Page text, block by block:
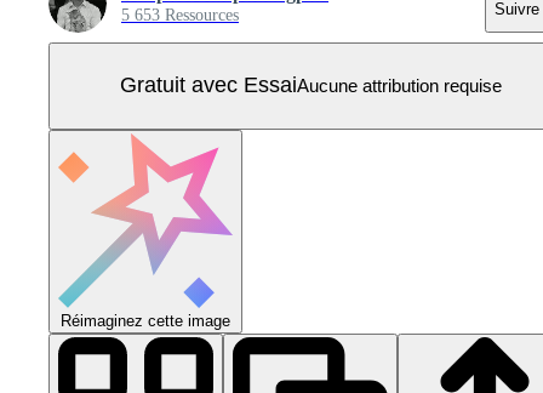
5 653 Ressources Suivre
Gratuit avec EssaiAucune attribution requise
Réimaginez cette image